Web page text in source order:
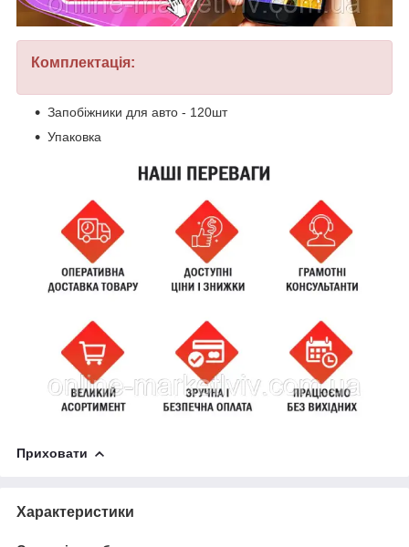
Комплектація:
Запобіжники для авто - 120шт
Упаковка
Приховати
Характеристики